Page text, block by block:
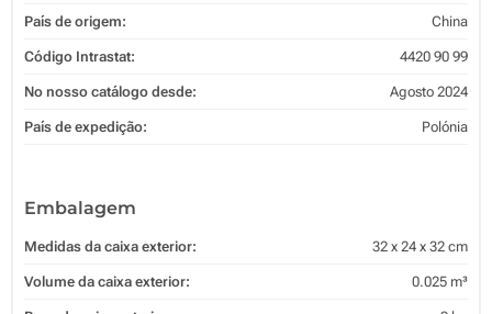
País de origem: China
Código Intrastat: 4420 90 99
No nosso catálogo desde: Agosto 2024
País de expedição: Polónia
Embalagem
Medidas da caixa exterior: 32 x 24 x 32 cm
Volume da caixa exterior: 0.025 m³